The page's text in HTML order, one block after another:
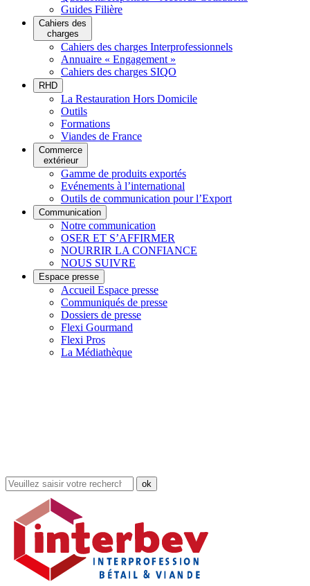
Guides Filière
Cahiers des
charges
Cahiers des charges Interprofessionnels
Annuaire « Engagement »
Cahiers des charges SIQO
RHD
La Restauration Hors Domicile
Outils
Formations
Viandes de France
Commerce
extérieur
Gamme de produits exportés
Evénements à l’international
Outils de communication pour l’Export
Communication
Notre communication
OSER ET S’AFFIRMER
NOURRIR LA CONFIANCE
NOUS SUIVRE
Espace presse
Accueil Espace presse
Communiqués de presse
Dossiers de presse
Flexi Gourmand
Flexi Pros
La Médiathèque
Rechercher
dans
site